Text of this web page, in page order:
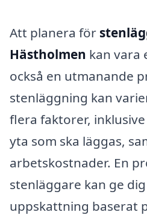
Att planera för
Hästholmen kan vara
också en utmanande
stenläggning kan
flera faktorer,
yta som ska läggas,
arbetskostnader. En
stenläggare kan ge
uppskattning baserat